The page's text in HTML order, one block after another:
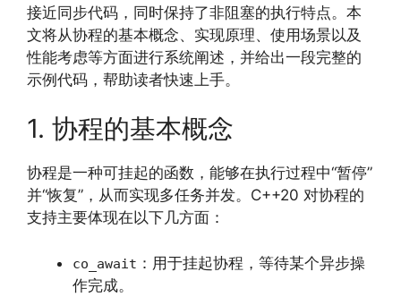
接近同步代码，同时保持了非阻塞的执行特点。本
文将从协程的基本概念、实现原理、使用场景以及
性能考虑等方面进行系统阐述，并给出一段完整的
示例代码，帮助读者快速上手。
1. 协程的基本概念
协程是一种可挂起的函数，能够在执行过程中“暂停”
并“恢复”，从而实现多任务并发。C++20 对协程的
支持主要体现在以下几方面：
co_await ：用于挂起协程，等待某个异步操
作完成。